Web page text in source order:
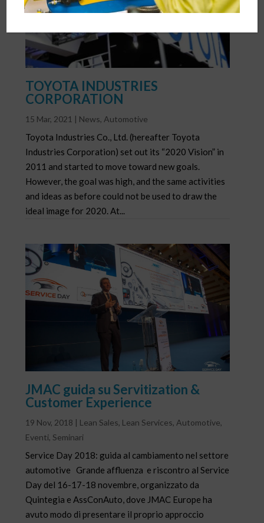
TOYOTA INDUSTRIES
CORPORATION
15 Mar, 2021 | News, Automotive
Toyota Industries Co., Ltd. (hereafter Toyota
Industries Corporation) set out its “2020 Vision” in
2011 and started to move toward new goals.
However, the goal was high, and the same activities
and ideas as before could not be used to draw the
ideal image for 2020. At...
JMAC guida su Servitization &
Customer Experience
19 Nov, 2018 Lean Sales, Lean Services,Automotive,
Eventi, Seminari
Service Day 2018: guida al cambiamento nel settore
automotive Grande affluenza e riscontro al Service
Day del 16-17-18 novembre, organizzato da
Quintegia e AssConAuto, dove JMAC Europe ha
avuto modo di presentare il proprio approccio